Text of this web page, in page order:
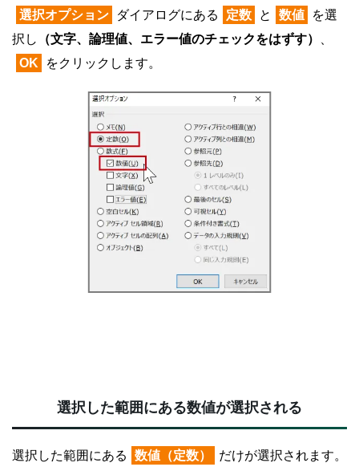
選択オプション ダイアログにある 定数 と 数値
を選
択し
（文字、論理値、エラー値のチェックをはずす）
OK
をクリックします。
選択した範囲にある数値が選択される
選択した範囲にある 数値（定数） だけが選択されます。